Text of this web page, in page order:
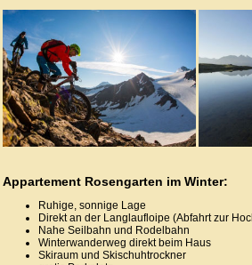
Appartement Rosengarten im Winter:
Ruhige, sonnige Lage
Direkt an der Langlaufloipe (Abfahrt zur
Nahe Seilbahn und Rodelbahn
Winterwanderweg direkt beim Haus
Skiraum und Skischuhtrockner